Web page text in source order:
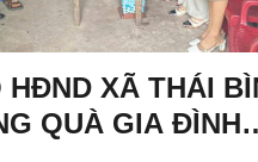
XÃ THÁI
QUÀ GIA ĐÌNH